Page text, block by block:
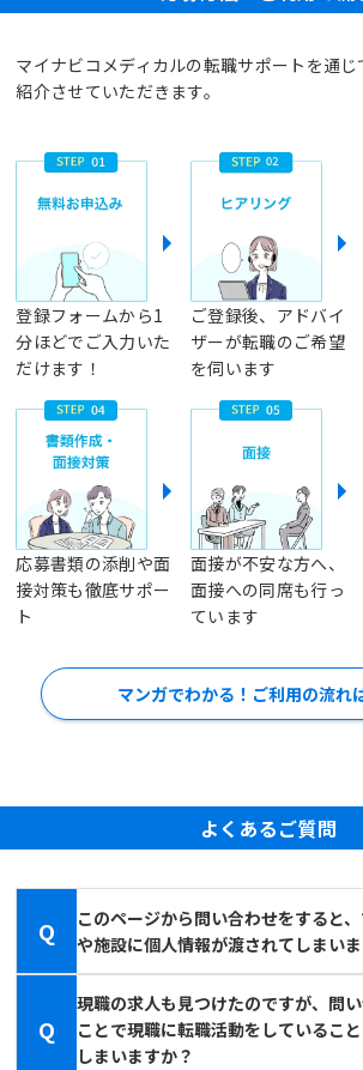
マイナビコメディカルの転職サポートを通
紹介させていただきます。
登録フォームから1
分ほどでご入力いた
だけます！
ご登録後、アドバイ
ザーが転職のご希望
を伺います
応募書類の添削や面
接対策も徹底サポー
ト
面接が不安な方へ、
面接への同席も行っ
ています
マンガでわかる！ご利用の流れ
よくあるご質問
Q
このページから問い合わせをすると
や施設に個人情報が渡されてしまい
Q
現職の求人も見つけたのですが、問
ことで現職に転職活動をしているこ
しまいますか？